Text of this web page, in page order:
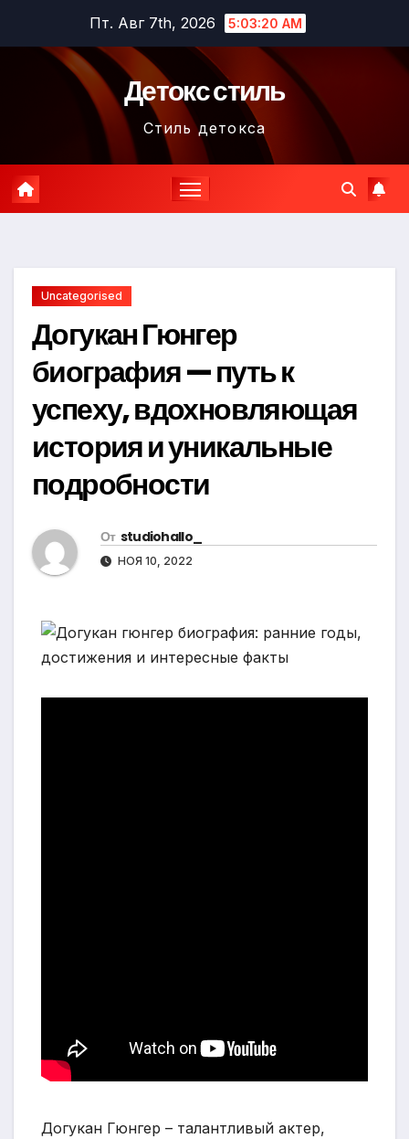
содержимому
Пт. Авг 7th, 2026 5:03:21 AM
Детокс стиль
Стиль детокса
Uncategorised
Догукан Гюнгер
биография — путь к
успеху, вдохновляющая
история и уникальные
подробности
От studiohallo_
НОЯ 10, 2022
Догукан Гюнгер – талантливый актер,